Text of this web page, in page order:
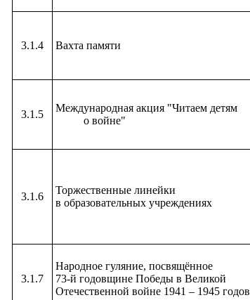
3.1.4 Вахта памяти
3.1.5
Международная акция "Читаем детям
о войне"
3.1.6
Торжественные линейки
в образовательных учреждениях
3.1.7
Народное гуляние, посвящённое
73-й годовщине Победы в Великой
Отечественной войне 1941 – 1945 годов